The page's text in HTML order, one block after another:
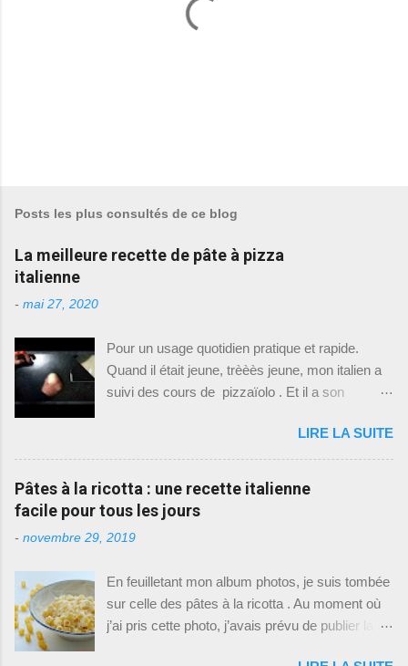
e
s
t
e
u
n
c
o
m
t
i
r
e
Posts les plus consultés de ce blog
La meilleure recette de pâte à pizza
italienne
- mai 27, 2020
Pour un usage quotidien pratique et rapide.
Quand il était jeune, trèèès jeune, mon italien a
suivi des cours de pizzaïolo . Et il a son
maison, quand ses horaires de travail (travail
qui n'est pas pizzaïolo) le lui permettent . Si
vous me suivez régulièrement, vous aurez
remarqué qu'il aime cuisiner, donc je lui laisse
un peu de place sur ce blog familial . Pour
cette recette, on a mis les mains à la pâte
rare car je ne suis absolument pas partageuse
en cuisine: ou c'est moi, ou c'est lui. Cette
recette est donc celle que mon italien a appris,
LIRE LA SUITE
Pâtes à la ricotta : une recette italienne
facile pour tous les jours
- novembre 29, 2019
En feuilletant mon album photos, je suis tombée
sur celle des pâtes à la ricotta . Au moment où
j’ai pris cette photo, j’avais prévu de publier la